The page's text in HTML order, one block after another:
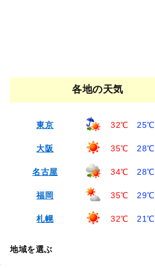
各地の天気
東京 32℃ 25℃
大阪 35℃ 28℃
名古屋 34℃ 28℃
福岡 35℃ 29℃
札幌 32℃ 21℃
地域を選ぶ